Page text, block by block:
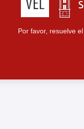
Por favor, resuelve